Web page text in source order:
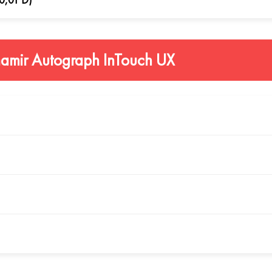
Autograph InTouch UX
угол изгиба оправы. Это позволяет создать линзу,